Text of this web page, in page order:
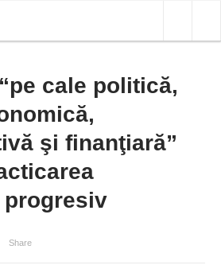
cale politică,
şi finanţiară”
Share